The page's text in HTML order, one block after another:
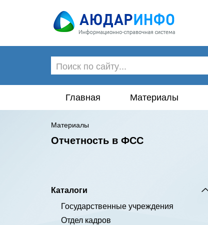
Главная Материалы
Материалы
Отчетность в ФСС
Каталоги
Государственные учреждения
Отдел кадров